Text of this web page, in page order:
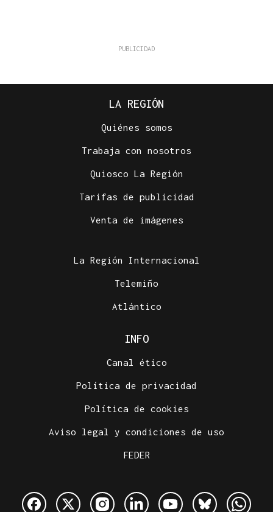
LA REGIÓN
Quiénes somos
Trabaja con nosotros
Quiosco La Región
Tarifas de publicidad
Venta de imágenes
La Región Internacional
Telemiño
Atlántico
INFO
Canal ético
Política de privacidad
Política de cookies
Aviso legal y condiciones de uso
FEDER